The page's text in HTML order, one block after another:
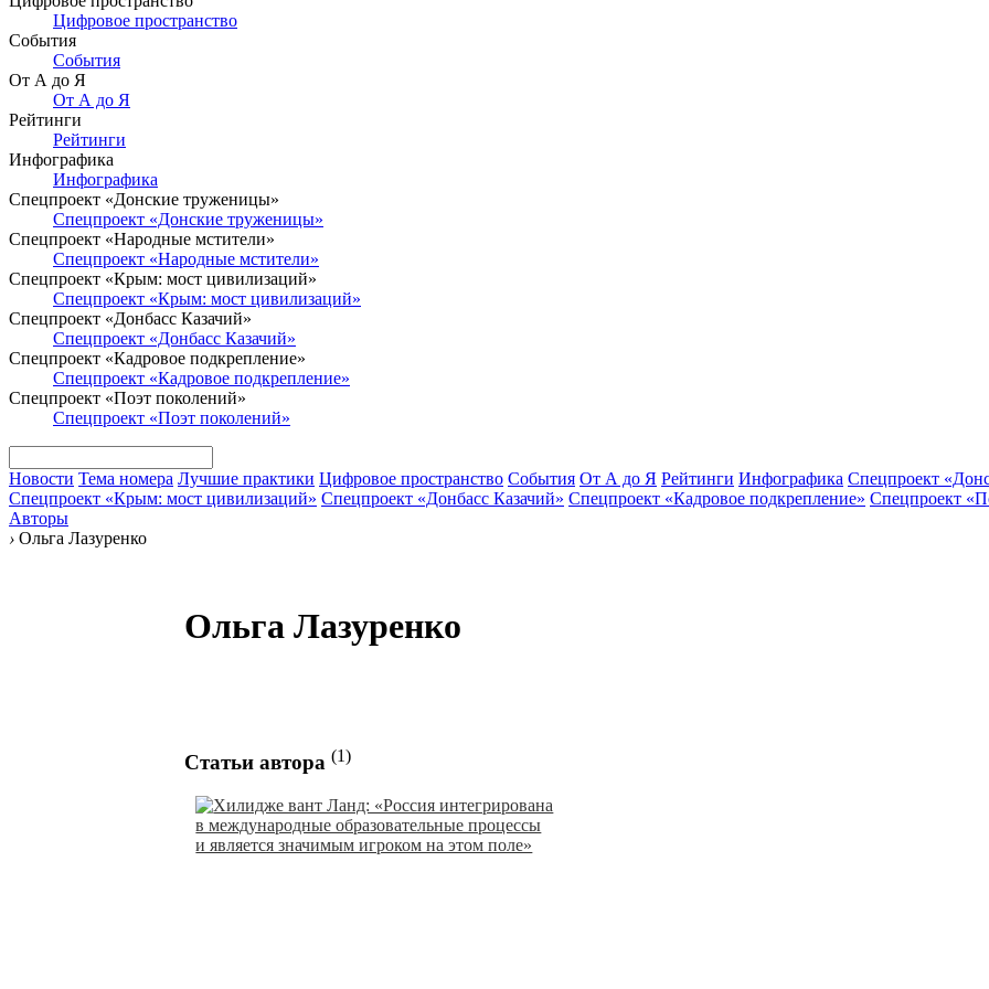
Цифровое пространство
События
События
От А до Я
От А до Я
Рейтинги
Рейтинги
Инфографика
Инфографика
Спецпроект «Донские труженицы»
Спецпроект «Донские труженицы»
Спецпроект «Народные мстители»
Спецпроект «Народные мстители»
Спецпроект «Крым: мост цивилизаций»
Спецпроект «Крым: мост цивилизаций»
Спецпроект «Донбасс Казачий»
Спецпроект «Донбасс Казачий»
Спецпроект «Кадровое подкрепление»
Спецпроект «Кадровое подкрепление»
Спецпроект «Поэт поколений»
Спецпроект «Поэт поколений»
Новости Тема номера Лучшие практики Цифровое пространство События От А до Я Рейтинги Инфографика Спецпроект
Спецпроект «Крым: мост цивилизаций» Спецпроект «Донбасс Казачий» Спецпроект «Кадровое подкрепление» Спецпроект
Авторы
› Ольга Лазуренко
Ольга Лазуренко
Статьи автора(1)